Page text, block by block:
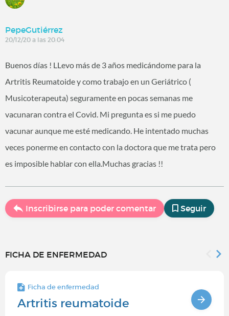
PepeGutiérrez
20/12/20 a las 20:04
Buenos días ! LLevo más de 3 años medicándome para la
Artritis Reumatoide y como trabajo en un Geriátrico (
Musicoterapeuta) seguramente en pocas semanas me
vacunaran contra el Covid. Mi pregunta es si me puedo
vacunar aunque me esté medicando. He intentado muchas
veces ponerme en contacto con la doctora que me trata pero
es imposible hablar con ella.Muchas gracias !!
Inscribirse para poder comentar Seguir
FICHA DE ENFERMEDAD
Ficha de enfermedad
Artritis reumatoide